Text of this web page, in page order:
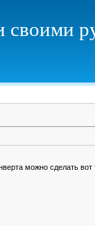
можно сделать вот